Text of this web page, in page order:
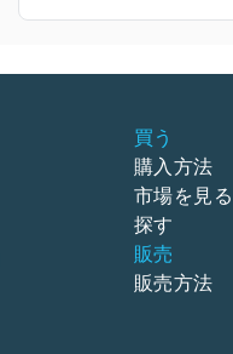
買う
購入方法
市場を見る
探す
販売
販売方法